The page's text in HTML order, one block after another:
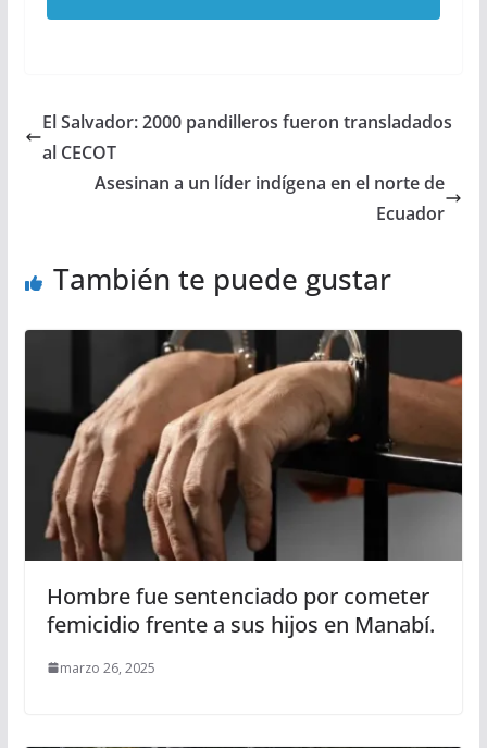
El Salvador: 2000 pandilleros fueron transladados
al CECOT
Asesinan a un líder indígena en el norte de
Ecuador
También te puede gustar
Hombre fue sentenciado por cometer
femicidio frente a sus hijos en Manabí.
marzo 26, 2025